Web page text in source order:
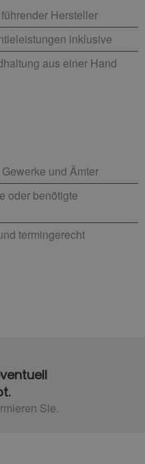
Hersteller
inklusive
aus einer Hand
und Ämter
oder benötigte
termingerecht
Sie.